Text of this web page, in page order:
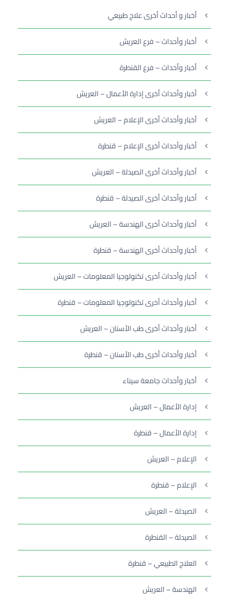
أخبار و أحداث أخرى علاج طبيعي
أخبار وأحداث – فرع العريش
أخبار وأحداث – فرع القنطرة
أخبار وأحداث أخرى إدارة الأعمال – العريش
أخبار وأحداث أخرى الإعلام – العريش
أخبار وأحداث أخرى الإعلام – قنطرة
أخبار وأحداث أخرى الصيدلة – العريش
أخبار وأحداث أخرى الصيدلة – قنطرة
أخبار وأحداث أخرى الهندسة – العريش
أخبار وأحداث أخرى الهندسة – قنطرة
أخبار وأحداث أخرى تكنولوجيا المعلومات – العريش
أخبار وأحداث أخرى تكنولوجيا المعلومات – قنطرة
أخبار وأحداث أخرى طب الأسنان – العريش
أخبار وأحداث أخرى طب الأسنان – قنطرة
أخبار وأحداث جامعة سيناء
إدارة الأعمال – العريش
إدارة الأعمال – قنطرة
الإعلام – العريش
الإعلام – قنطرة
الصيدلة – العريش
الصيدلة – القنطرة
العلاج الطبيعي – قنطرة
الهندسة – العريش